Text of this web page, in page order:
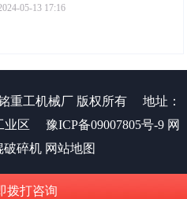
05-13 17:16
重工机械厂 版权所有
地址：
业区
豫ICP备09007805号-9 网
破碎机 网站地图
拨打咨询